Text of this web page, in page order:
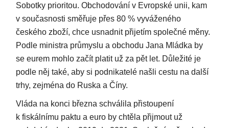
Sobotky prioritou. Obchodování v Evropské unii, kam
v současnosti směřuje přes 80 % vyváženého
českého zboží, chce usnadnit přijetím společné měny.
Podle ministra průmyslu a obchodu Jana Mládka by
se eurem mohlo začít platit už za pět let. Důležité je
podle něj také, aby si podnikatelé našli cestu na další
trhy, zejména do Ruska a Číny.
Vláda na konci března schválila přistoupení
k fiskálnímu paktu a euro by chtěla přijmout už